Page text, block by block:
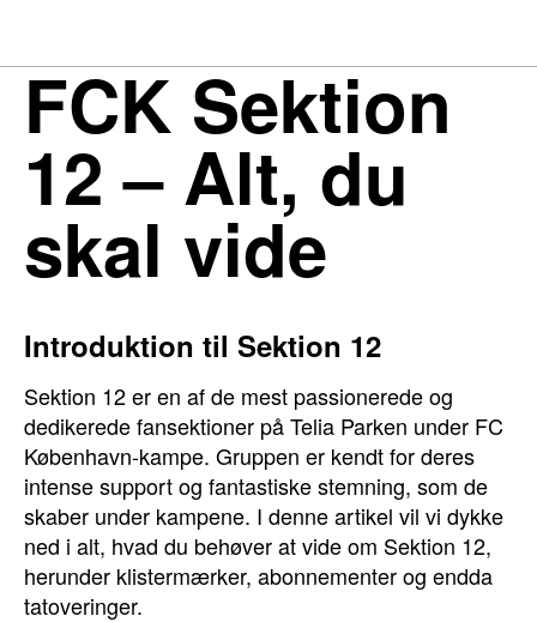
FCK Sektion
12 – Alt, du
skal vide
Introduktion til Sektion 12
Sektion 12 er en af de mest passionerede og
dedikerede fansektioner på Telia Parken under FC
København-kampe. Gruppen er kendt for deres
intense support og fantastiske stemning, som de
skaber under kampene. I denne artikel vil vi dykke
ned i alt, hvad du behøver at vide om Sektion 12,
herunder klistermærker, abonnementer og endda
tatoveringer.